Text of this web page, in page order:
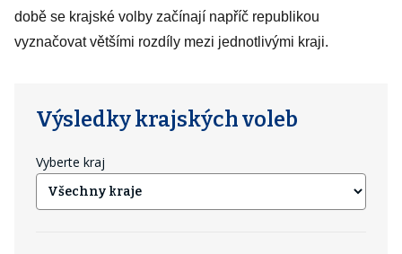
době se krajské volby začínají napříč republikou
vyznačovat většími rozdíly mezi jednotlivými kraji.
Výsledky krajských voleb
Vyberte kraj